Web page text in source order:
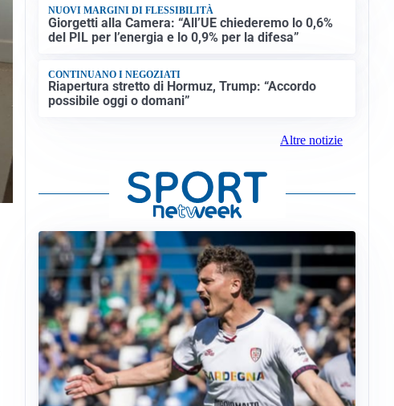
NUOVI MARGINI DI FLESSIBILITÀ
Giorgetti alla Camera: “All’UE chiederemo lo 0,6%
del PIL per l’energia e lo 0,9% per la difesa”
CONTINUANO I NEGOZIATI
Riapertura stretto di Hormuz, Trump: “Accordo
possibile oggi o domani”
Altre notizie